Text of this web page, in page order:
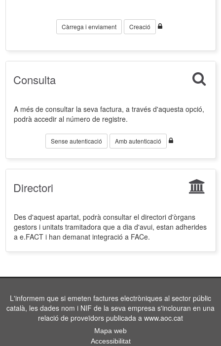
Càrrega i enviament Creació
Consulta
A més de consultar la seva factura, a través d'aquesta opció,
podrà accedir al número de registre.
Sense autenticació Amb autenticació
Directori
Des d'aquest apartat, podrà consultar el directori d'òrgans
gestors i unitats tramitadora que a dia d'avui, estan adherides
a e.FACT i han demanat integració a FACe.
L'informem que si emeten factures electròniques al sector públic
català, les dades nom i NIF de la seva empresa s'inclouran en una
relació de proveïdors publicada a www.aoc.cat
Mapa web
Accessibilitat